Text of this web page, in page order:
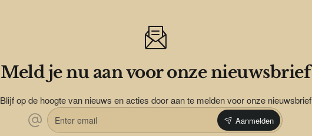
Meld je nu aan voor onze nieuwsbrief
Blijf op de hoogte van nieuws en acties door aan te melden voor onze nieuwsbrief
Enter
email
Aanmelden